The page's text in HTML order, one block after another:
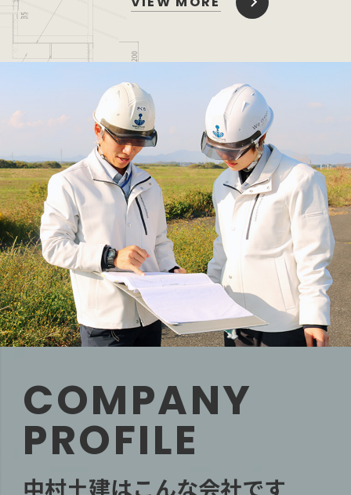
COMPANY
PROFILE
中村土建はこんな会社です